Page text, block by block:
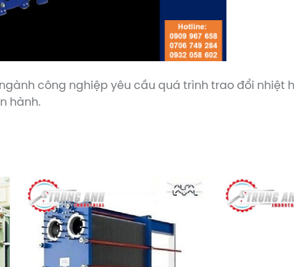
công nghiệp yêu cầu quá trình trao đổi nhiệt
hành.